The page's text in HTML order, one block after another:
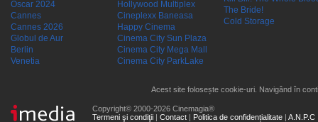
Oscar 2024
Cannes
Cannes 2026
Globul de Aur
Berlin
Venetia
Hollywood Multiplex
Cineplexx Baneasa
Happy Cinema
Cinema City Sun Plaza
Cinema City Mega Mall
Cinema City ParkLake
The Bride!
Cold Storage
Acest site folosește cookie-uri. Navigând în
Copyright© 2000-2026 Cinemagia®
Termeni şi condiţii | Contact | Politica de confidențialitate | A.N.P.C